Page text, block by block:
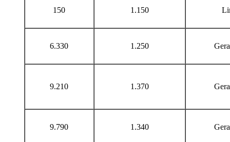
150 1.150
6.330 1.250
9.210 1.370
9.790 1.340